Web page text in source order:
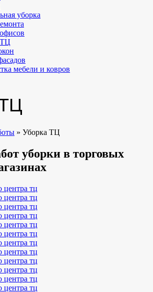
уборка
мебели и ковров
» Уборка ТЦ
уборки в торговых